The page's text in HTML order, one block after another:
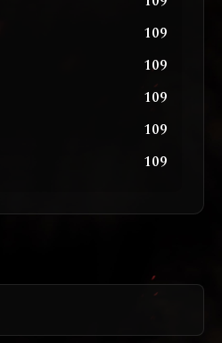
109
109
109
109
109